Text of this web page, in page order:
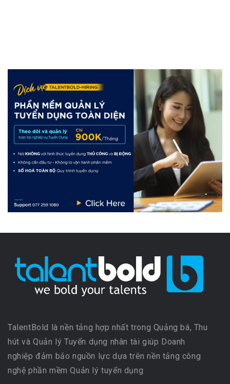
TalentBold là nền tảng hợp nhất trong Quảng bá, Thu
hút và Quản lý Tuyển dụng nhân tài giúp Doanh
nghiệp đảm bảo nguồn lực dựa trên nền tảng công
nghệ phần mềm Quản lý tuyển dụng